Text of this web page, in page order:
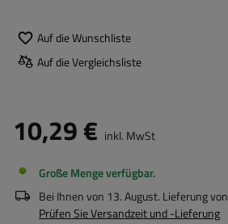
Auf die Wunschliste
Auf die Vergleichsliste
10,29 € inkl. MwSt
Große Menge verfügbar
Bei Ihnen von 13. August. Lieferung von
Prüfen Sie Versandzeit und -Lieferung